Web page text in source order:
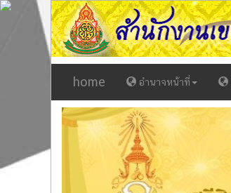
home อำนาจหน้าที่
Previous